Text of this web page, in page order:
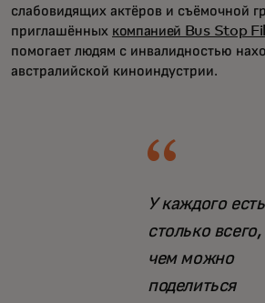
слабовидящих актёров и съёмочной
приглашённых компанией Bus Stop
помогает людям с инвалидностью
австралийской киноиндустрии.
У каждого есть
столько всего,
чем можно
поделиться